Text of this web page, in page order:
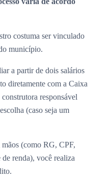
costuma ser vinculado
município.
a partir de dois salários
diretamente com a Caixa
responsável
(caso seja um
(como RG, CPF,
renda), você realiza